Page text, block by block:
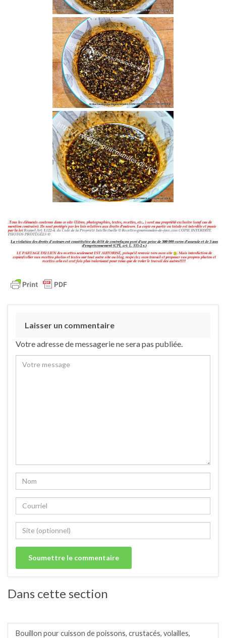
Laisser un commentaire
Votre adresse de messagerie ne sera pas publiée.
Dans cette section
Bouillon pour cuisson de poissons, crustacés, volailles,